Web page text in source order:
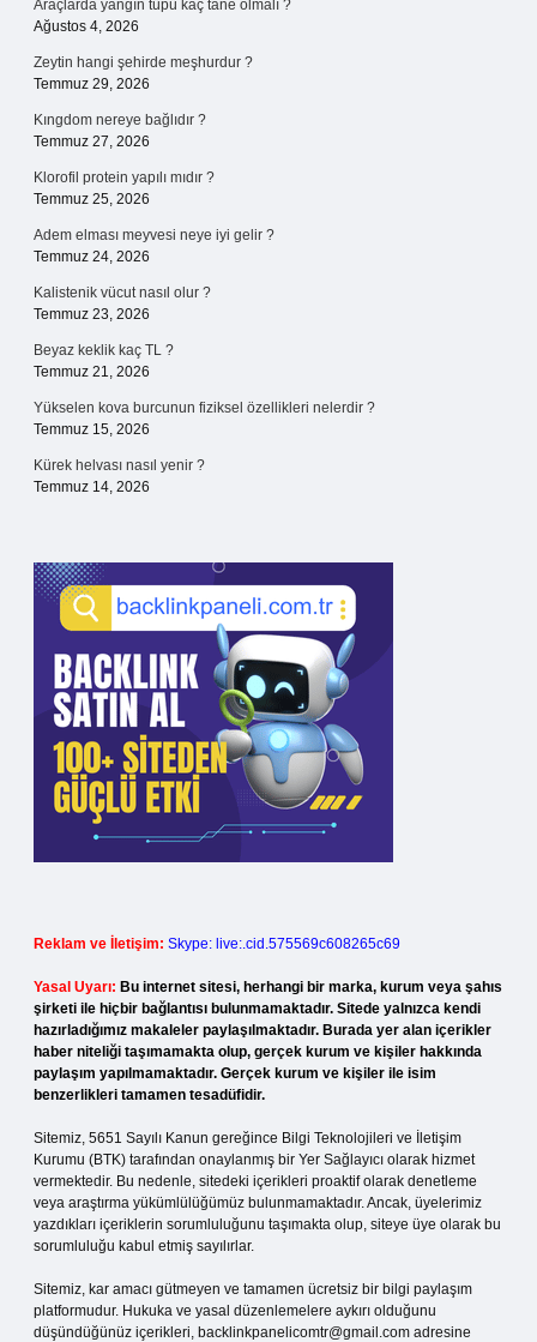
Araçlarda yangın tüpü kaç tane olmalı ?
Ağustos 4, 2026
Zeytin hangi şehirde meşhurdur ?
Temmuz 29, 2026
Kıngdom nereye bağlıdır ?
Temmuz 27, 2026
Klorofil protein yapılı mıdır ?
Temmuz 25, 2026
Adem elması meyvesi neye iyi gelir ?
Temmuz 24, 2026
Kalistenik vücut nasıl olur ?
Temmuz 23, 2026
Beyaz keklik kaç TL ?
Temmuz 21, 2026
Yükselen kova burcunun fiziksel özellikleri nelerdir ?
Temmuz 15, 2026
Kürek helvası nasıl yenir ?
Temmuz 14, 2026
Reklam ve İletişim: Skype: live:.cid.575569c608265c69
Yasal Uyarı: Bu internet sitesi, herhangi bir marka, kurum veya şahıs
şirketi ile hiçbir bağlantısı bulunmamaktadır. Sitede yalnızca kendi
hazırladığımız makaleler paylaşılmaktadır. Burada yer alan içerikler
haber niteliği taşımamakta olup, gerçek kurum ve kişiler hakkında
paylaşım yapılmamaktadır. Gerçek kurum ve kişiler ile isim
benzerlikleri tamamen tesadüfidir.
Sitemiz, 5651 Sayılı Kanun gereğince Bilgi Teknolojileri ve İletişim
Kurumu (BTK) tarafından onaylanmış bir Yer Sağlayıcı olarak hizmet
vermektedir. Bu nedenle, sitedeki içerikleri proaktif olarak denetleme
veya araştırma yükümlülüğümüz bulunmamaktadır. Ancak, üyelerimiz
yazdıkları içeriklerin sorumluluğunu taşımakta olup, siteye üye olarak bu
sorumluluğu kabul etmiş sayılırlar.
Sitemiz, kar amacı gütmeyen ve tamamen ücretsiz bir bilgi paylaşım
platformudur. Hukuka ve yasal düzenlemelere aykırı olduğunu
düşündüğünüz içerikleri, backlinkpanelicomtr@gmail.com adresine